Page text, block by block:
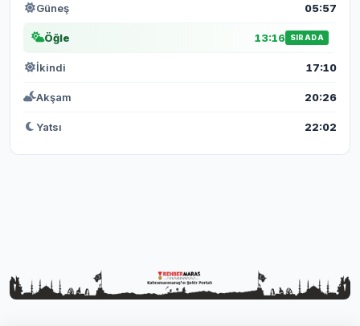
Güneş 05:57
Öğle 13:16 SIRADA
İkindi 17:10
Akşam 20:26
Yatsı 22:02